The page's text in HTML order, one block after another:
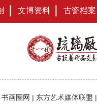
文博资料 古瓷档案
书画圈网 | 东方艺术媒体联盟 |